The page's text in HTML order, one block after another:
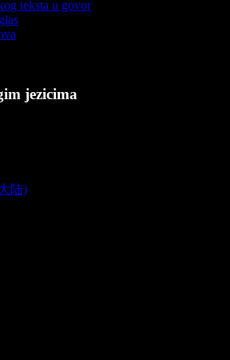
teksta u govor
jezicima
陆)